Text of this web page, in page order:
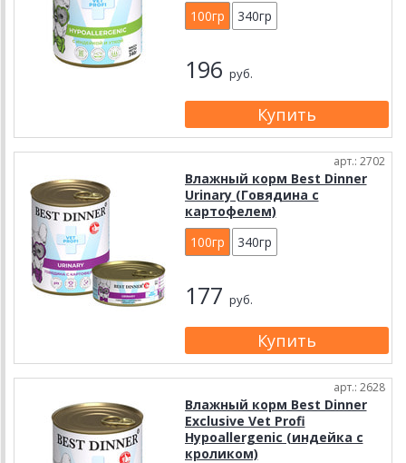
100гр 340гр
196 руб.
арт.: 2702
Влажный корм Best Dinner
Urinary (Говядина с
картофелем)
100гр
340гр
177 руб.
арт.: 2628
Влажный корм Best Dinner
Exclusive Vet Profi
Hypoallergenic (индейка с
кроликом)